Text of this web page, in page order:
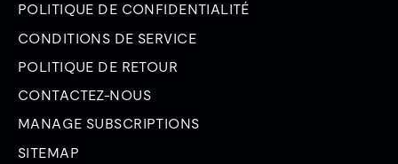
POLITIQUE DE CONFIDENTIALITÉ
CONDITIONS DE SERVICE
POLITIQUE DE RETOUR
CONTACTEZ-NOUS
MANAGE SUBSCRIPTIONS
SITEMAP